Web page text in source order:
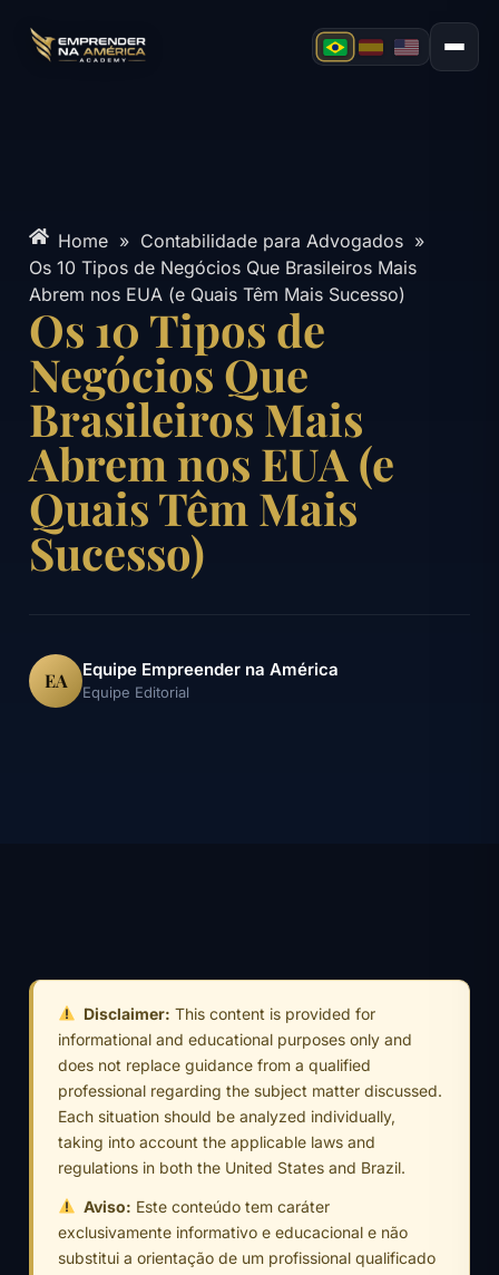
Home » Contabilidade para Advogados »
Os 10 Tipos de Negócios Que Brasileiros Mais
Abrem nos EUA (e Quais Têm Mais Sucesso)
Os 10 Tipos de
Negócios Que
Brasileiros Mais
Abrem nos EUA (e
Quais Têm Mais
Sucesso)
EA Equipe Empreender na América
Equipe Editorial
Disclaimer: This content is provided for
informational and educational purposes only and
does not replace guidance from a qualified
professional regarding the subject matter discussed.
Each situation should be analyzed individually,
taking into account the applicable laws and
regulations in both the United States and Brazil.
Aviso: Este conteúdo tem caráter
exclusivamente informativo e educacional e não
substitui a orientação de um profissional qualificado